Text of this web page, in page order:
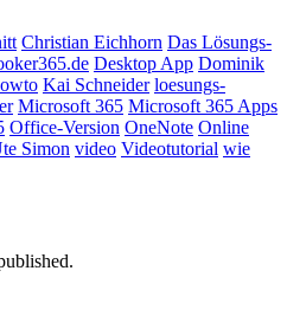
Christian Eichhorn Das Lösungs-
Desktop App Dominik
Kai Schneider loesungs-
Microsoft 365 Microsoft 365 Apps
Office-Version OneNote Online
Simon video Videotutorial wie